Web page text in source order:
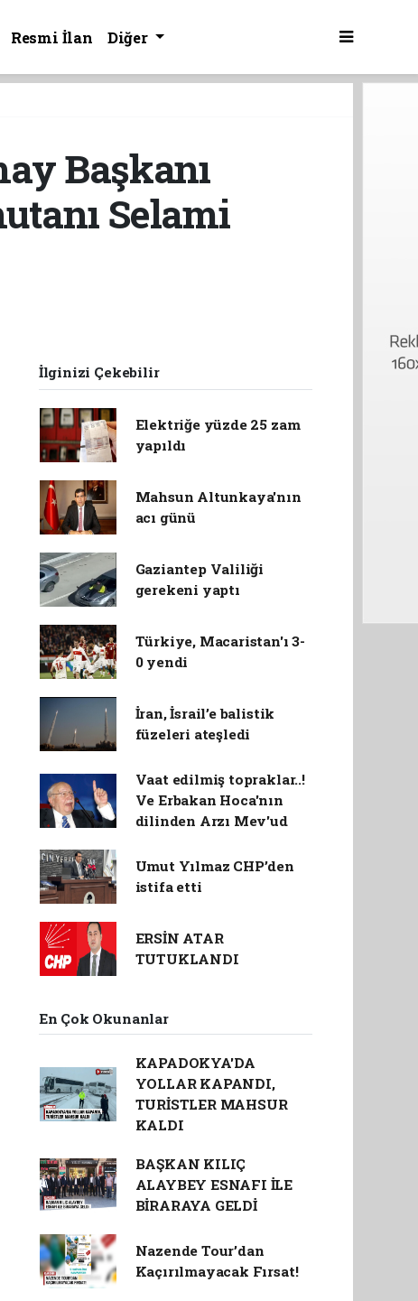
Resmi İlan Diğer
Başkanı
Selami
İlginizi Çekebilir
Elektriğe yüzde 25 zam
yapıldı
Mahsun Altunkaya'nın
acı günü
Gaziantep Valiliği
gerekeni yaptı
Türkiye, Macaristan'ı 3-
0 yendi
İran, İsrail’e balistik
füzeleri ateşledi
Vaat edilmiş topraklar..!
Ve Erbakan Hoca'nın
dilinden Arzı Mev'ud
Umut Yılmaz CHP’den
istifa etti
ERSİN ATAR
TUTUKLANDI
En Çok Okunanlar
KAPADOKYA'DA
YOLLAR KAPANDI,
TURİSTLER MAHSUR
KALDI
BAŞKAN KILIÇ
ALAYBEY ESNAFI İLE
BİRARAYA GELDİ
Nazende Tour’dan
Kaçırılmayacak Fırsat!